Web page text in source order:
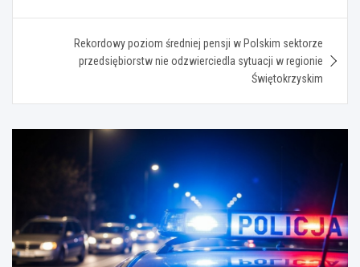
Rekordowy poziom średniej pensji w Polskim sektorze
przedsiębiorstw nie odzwierciedla sytuacji w regionie
Świętokrzyskim